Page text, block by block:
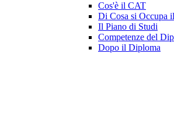
Cos'è il CAT
Di Cosa si Occupa
Il Piano di Studi
Competenze del
Dopo il Diploma